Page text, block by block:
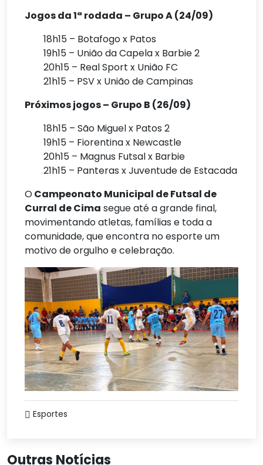
Jogos da 1ª rodada – Grupo A (24/09)
18h15 – Botafogo x Patos
19h15 – União da Capela x Barbie 2
20h15 – Real Sport x União FC
21h15 – PSV x União de Campinas
Próximos jogos – Grupo B (26/09)
18h15 – São Miguel x Patos 2
19h15 – Fiorentina x Newcastle
20h15 – Magnus Futsal x Barbie
21h15 – Panteras x Juventude de Estacada
OCampeonato Municipal de Futsal de
Curral de Cima segue até a grande final,
movimentando atletas, famílias e toda a
comunidade, que encontra no esporte um
motivo de orgulho e celebração.
Esportes
Outras Notícias